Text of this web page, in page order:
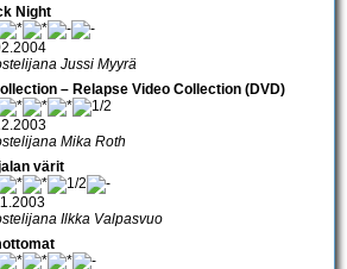
Night
Jussi Myyrä
– Relapse Video Collection (DVD)
Mika Roth
värit
Ilkka Valpasvuo